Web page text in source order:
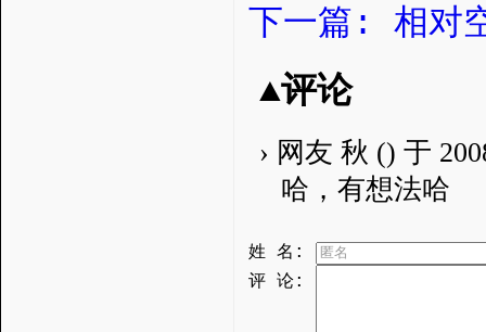
下一篇: 相对
▲评论
› 网友 秋 () 于
哈，有想法哈
姓 名:
评 论: